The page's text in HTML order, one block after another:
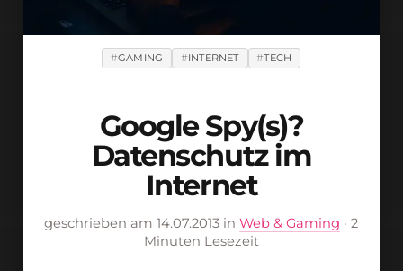
GAMING INTERNET TECH
Google Spy(s)?
Datenschutz im
Internet
geschrieben am 14.07.2013 inWeb & Gaming · 2
Minuten Lesezeit